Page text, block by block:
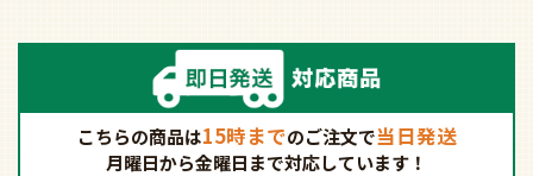
こちらの商品は15時までのご注文で当日発送
月曜日から金曜日まで対応しています！